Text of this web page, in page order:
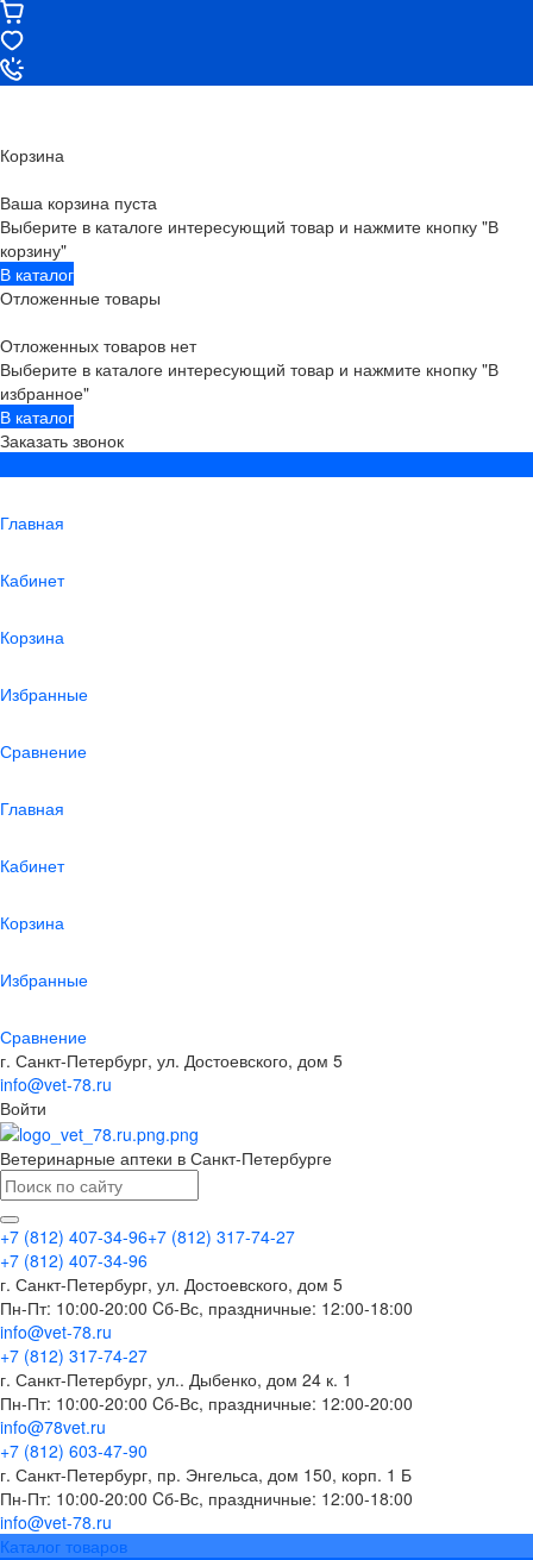
Корзина
Ваша корзина пуста
Выберите в каталоге интересующий товар и нажмите кнопку "В
корзину"
В каталог
Отложенные товары
Отложенных товаров нет
Выберите в каталоге интересующий товар и нажмите кнопку "В
избранное"
В каталог
Заказать звонок
Главная
Кабинет
Корзина
Избранные
Сравнение
Главная
Кабинет
Корзина
Избранные
Сравнение
г. Санкт-Петербург, ул. Достоевского, дом 5
info@vet-78.ru
Войти
Ветеринарные аптеки в Санкт-Петербурге
+7 (812) 407-34-96+7 (812) 317-74-27
+7 (812) 407-34-96
г. Санкт-Петербург, ул. Достоевского, дом 5
Пн-Пт: 10:00-20:00 Cб-Вс, праздничные: 12:00-18:00
info@vet-78.ru
+7 (812) 317-74-27
г. Санкт-Петербург, ул.. Дыбенко, дом 24 к. 1
Пн-Пт: 10:00-20:00 Cб-Вс, праздничные: 12:00-20:00
info@78vet.ru
+7 (812) 603-47-90
г. Санкт-Петербург, пр. Энгельса, дом 150, корп. 1 Б
Пн-Пт: 10:00-20:00 Cб-Вс, праздничные: 12:00-18:00
info@vet-78.ru
Каталог товаров